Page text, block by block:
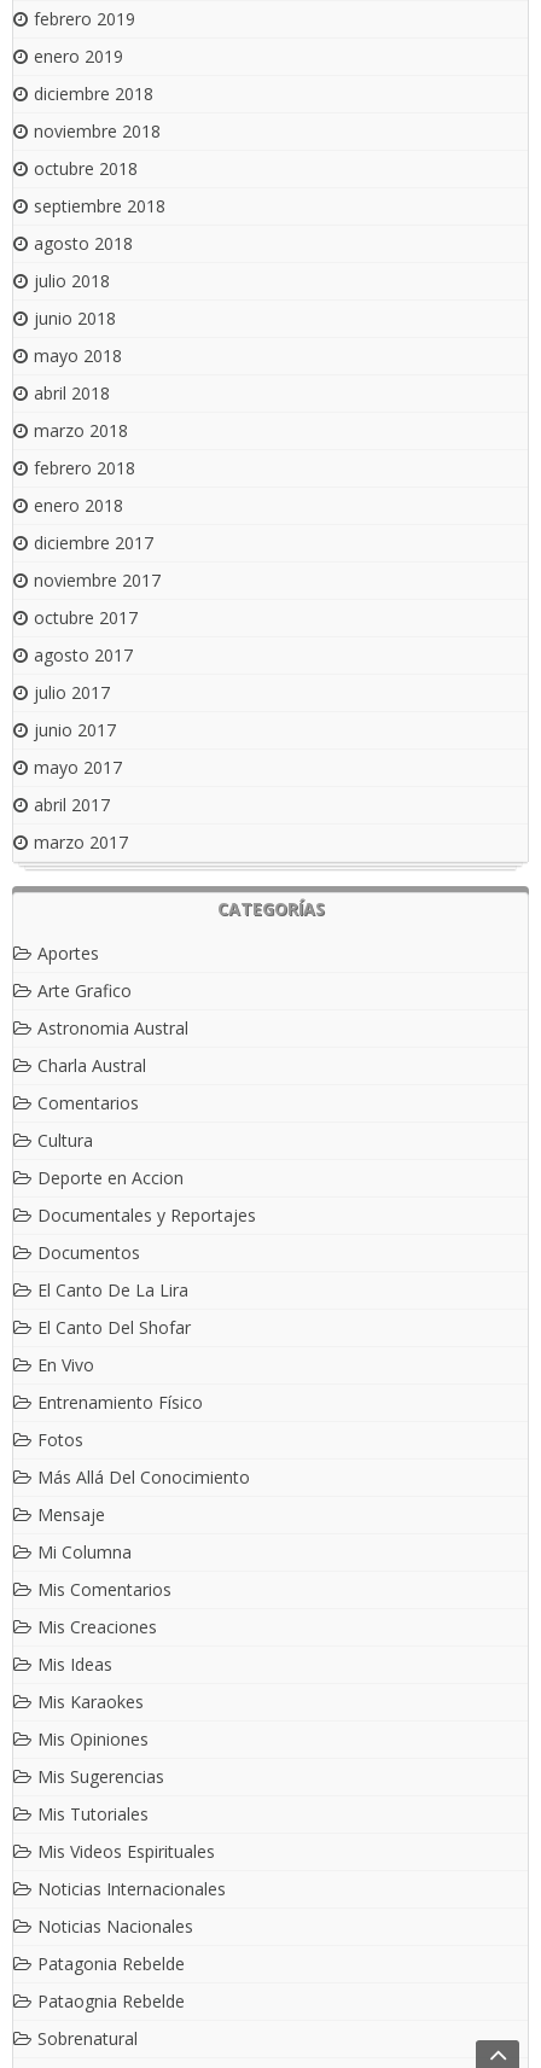
febrero 2019
enero 2019
diciembre 2018
noviembre 2018
octubre 2018
septiembre 2018
agosto 2018
julio 2018
junio 2018
mayo 2018
abril 2018
marzo 2018
febrero 2018
enero 2018
diciembre 2017
noviembre 2017
octubre 2017
agosto 2017
julio 2017
junio 2017
mayo 2017
abril 2017
marzo 2017
CATEGORÍAS
Aportes
Arte Grafico
Astronomia Austral
Charla Austral
Comentarios
Cultura
Deporte en Accion
Documentales y Reportajes
Documentos
El Canto De La Lira
El Canto Del Shofar
En Vivo
Entrenamiento Físico
Fotos
Más Allá Del Conocimiento
Mensaje
Mi Columna
Mis Comentarios
Mis Creaciones
Mis Ideas
Mis Karaokes
Mis Opiniones
Mis Sugerencias
Mis Tutoriales
Mis Videos Espirituales
Noticias Internacionales
Noticias Nacionales
Patagonia Rebelde
Pataognia Rebelde
Sobrenatural